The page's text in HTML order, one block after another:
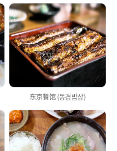
东京餐馆 (동경밥상)